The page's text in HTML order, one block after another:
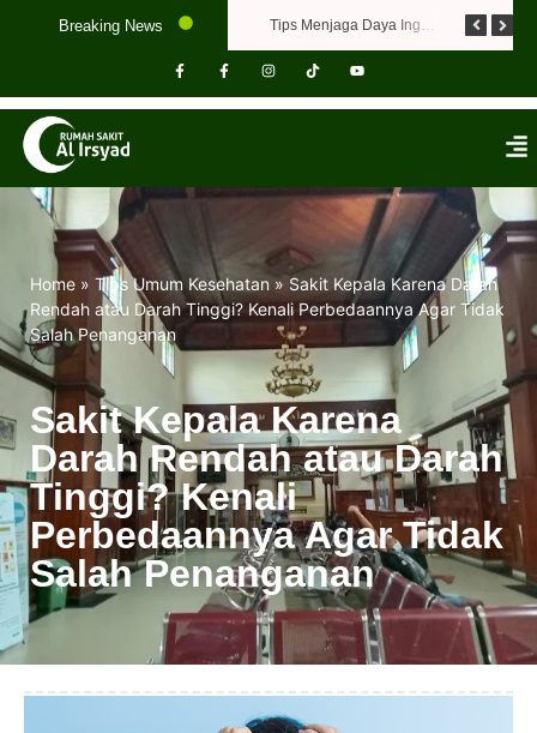
Breaking News Tips Menjaga Daya Ingat dan Kesehatan Otak
Home » Tips Umum Kesehatan » Sakit Kepala Karena Darah
Rendah atau Darah Tinggi? Kenali Perbedaannya Agar Tidak
Salah Penanganan
Sakit Kepala Karena
Darah Rendah atau Darah
Tinggi? Kenali
Perbedaannya Agar Tidak
Salah Penanganan